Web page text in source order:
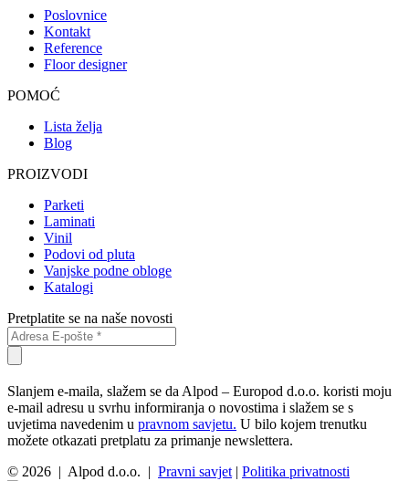
Poslovnice
Kontakt
Reference
Floor designer
POMOĆ
Lista želja
Blog
PROIZVODI
Parketi
Laminati
Vinil
Podovi od pluta
Vanjske podne obloge
Katalogi
Pretplatite se na naše novosti
Slanjem e-maila, slažem se da Alpod – Europod d.o.o. koristi moju
e-mail adresu u svrhu informiranja o novostima i slažem se s
uvjetima navedenim u pravnom savjetu. U bilo kojem trenutku
možete otkazati pretplatu za primanje newslettera.
© 2026 | Alpod d.o.o. | Pravni savjet | Politika privatnosti